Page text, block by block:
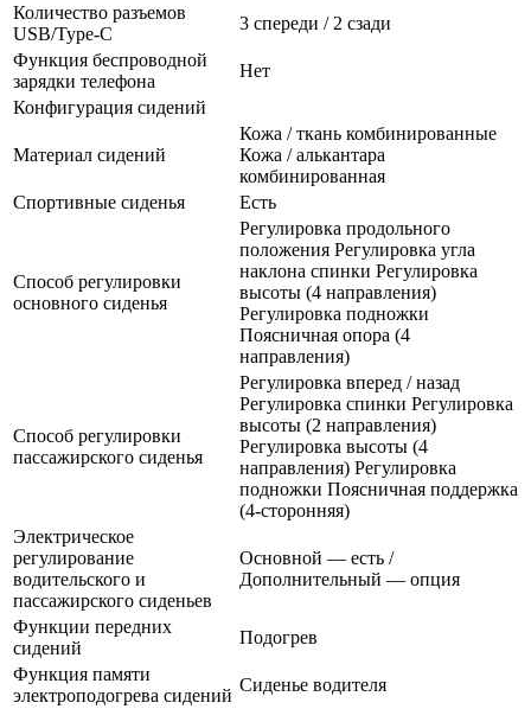
Количество разъемов
USB/Type-C
3 спереди / 2 сзади
Функция беспроводной
зарядки телефона
Нет
Конфигурация сидений
Материал сидений
Кожа / ткань комбинированные
Кожа / алькантара
комбинированная
Спортивные сиденья
Есть
Способ регулировки
основного сиденья
Регулировка продольного
положения Регулировка угла
наклона спинки Регулировка
высоты (4 направления)
Регулировка подножки
Поясничная опора (4
направления)
Способ регулировки
пассажирского сиденья
Регулировка вперед / назад
Регулировка спинки Регулировка
высоты (2 направления)
Регулировка высоты (4
направления) Регулировка
подножки Поясничная поддержка
(4-сторонняя)
Электрическое
регулирование
водительского и
пассажирского сиденьев
Основной — есть /
Дополнительный — опция
Функции передних
сидений
Подогрев
Функция памяти
электроподогрева сидений
Сиденье водителя